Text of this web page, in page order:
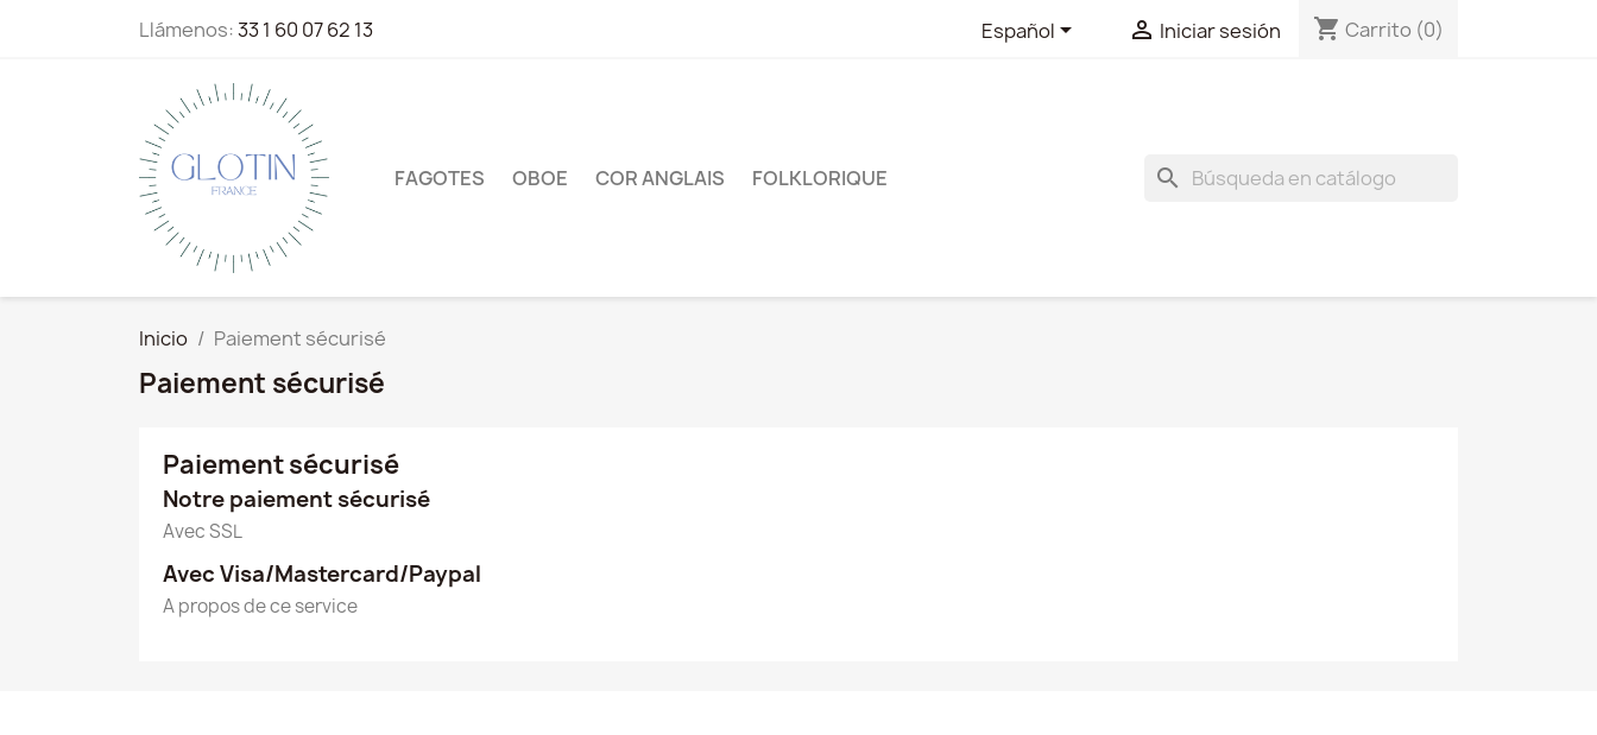
Llámenos:33 1 60 07 62 13 Español  Iniciar sesión shopping_cart Carrito (0)
FAGOTES OBOE COR ANGLAIS FOLKLORIQUE search
Inicio Paiement sécurisé
Paiement sécurisé
Paiement sécurisé
Notre paiement sécurisé
Avec SSL
Avec Visa/Mastercard/Paypal
A propos de ce service